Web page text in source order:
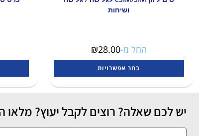
ושיחות
החל מ- ₪28.00
בחר אפשרויות
יש לכם שאלה? רוצים לקבל יעוץ? מלאו